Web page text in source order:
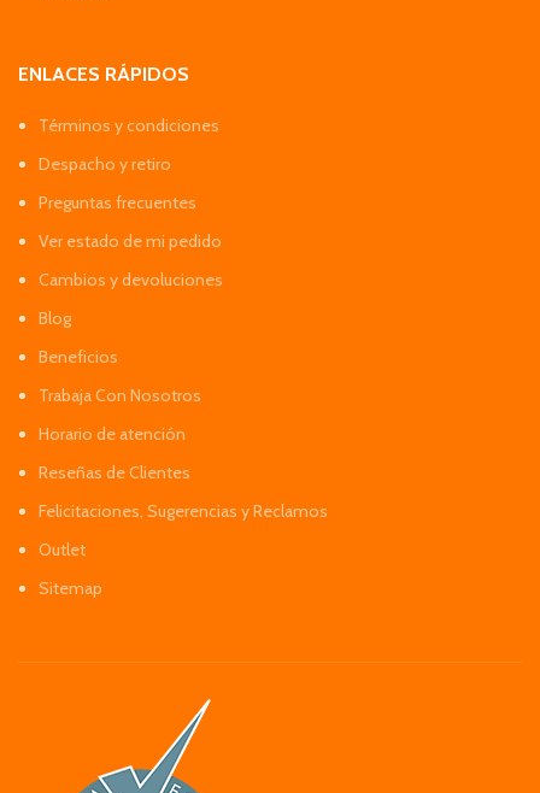
ENLACES RÁPIDOS
Términos y condiciones
Despacho y retiro
Preguntas frecuentes
Ver estado de mi pedido
Cambios y devoluciones
Blog
Beneficios
Trabaja Con Nosotros
Horario de atención
Reseñas de Clientes
Felicitaciones, Sugerencias y Reclamos
Outlet
Sitemap